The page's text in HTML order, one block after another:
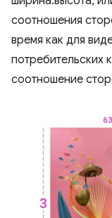
соотношения
время как для
потребительских
соотношение